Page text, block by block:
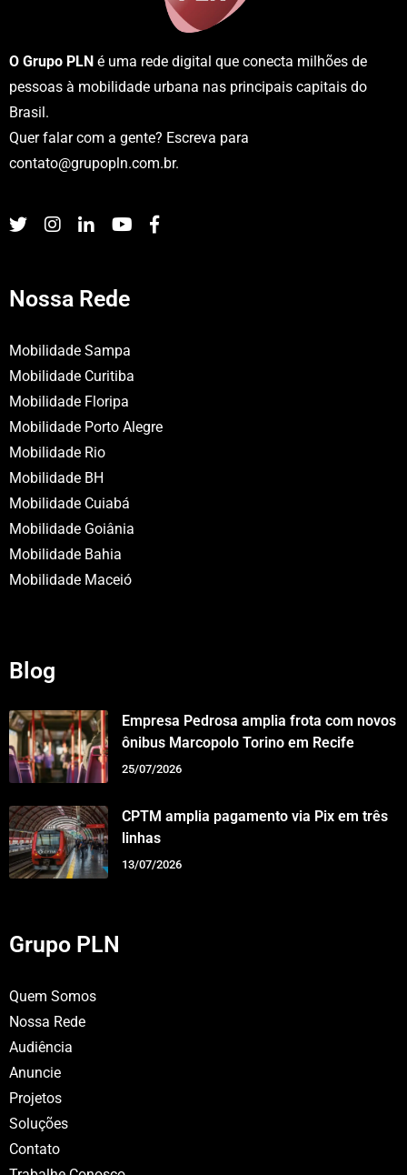
O Grupo PLN é uma rede digital que conecta milhões de
pessoas à mobilidade urbana nas principais capitais do
Brasil.
Quer falar com a gente? Escreva para
contato@grupopln.com.br.
Nossa Rede
Mobilidade Sampa
Mobilidade Curitiba
Mobilidade Floripa
Mobilidade Porto Alegre
Mobilidade Rio
Mobilidade BH
Mobilidade Cuiabá
Mobilidade Goiânia
Mobilidade Bahia
Mobilidade Maceió
Blog
Empresa Pedrosa amplia frota com novos
ônibus Marcopolo Torino em Recife
25/07/2026
CPTM amplia pagamento via Pix em três
linhas
13/07/2026
Grupo PLN
Quem Somos
Nossa Rede
Audiência
Anuncie
Projetos
Soluções
Contato